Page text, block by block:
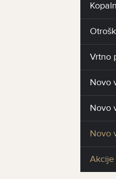
Vrtno
Novo
Novo
Novo
Akcije